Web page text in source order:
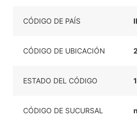
CÓDIGO DE PAÍS
CÓDIGO DE UBICACIÓN
ESTADO DEL CÓDIGO 1
CÓDIGO DE SUCURSAL